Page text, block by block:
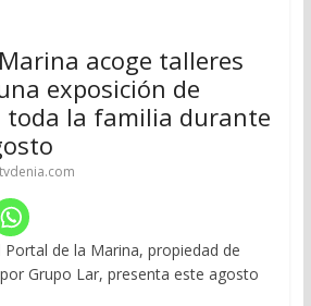
acoge talleres
exposición de
toda la familia durante
tvdenia.com
Portal de la Marina, propiedad de
Grupo Lar, presenta este agosto